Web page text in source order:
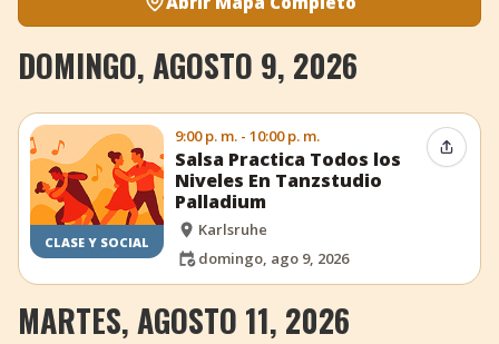
DOMINGO, AGOSTO 9, 2026
CLASE Y SOCIAL
9:00 p. m. - 10:00 p. m.
Salsa Practica Todos los
Niveles En Tanzstudio
Palladium
Karlsruhe
domingo, ago 9, 2026
MARTES, AGOSTO 11, 2026